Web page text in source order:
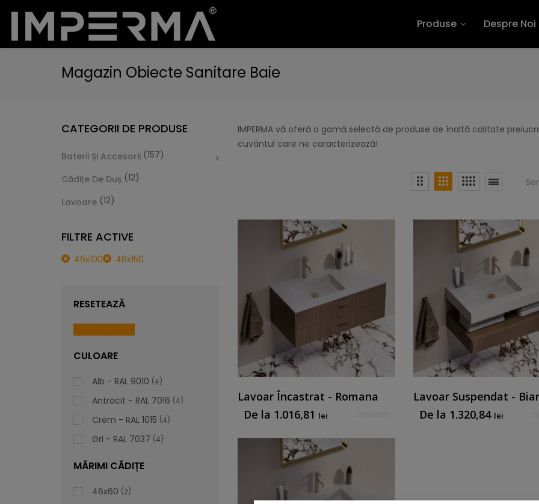
Produse Despre Noi
Magazin Obiecte Sanitare Baie
IMPERMA vă oferă o gamă selectă de produse de înaltă calitate
cuvântul care ne caracterizează!
Lavoar Încastrat - Romana
De la 1.016,81 lei
Lavoar Suspendat -
De la 1.320,84 lei
CATEGORII DE PRODUSE
Baterii Și Accesorii (157)
Cădițe De Duș (12)
Lavoare (12)
FILTRE ACTIVE
46x100 46x150
RESETEAZĂ
CULOARE
Alb - RAL 9010 4
Antracit - RAL 7016 4
Crem - RAL 1015 4
Gri - RAL 7037 4
MĂRIMI CĂDIȚE
46x60 2